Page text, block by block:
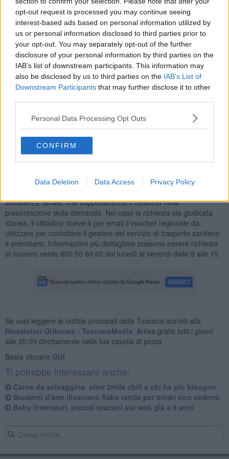
opt-out request is processed you may continue seeing
interest-based ads based on personal information utilized by
us or personal information disclosed to third parties prior to
your opt-out. You may separately opt-out of the further
disclosure of your personal information by third parties on the
IAB’s list of downstream participants. This information may
also be disclosed by us to third parties on the IAB’s List of
Downstream Participants that may further disclose it to other
Personal Data Processing Opt Outs
CONFIRM
Data Deletion Data Access Privacy Policy
alla salute Simone Bezzini.
Si tratta di un aiuto rivolto a chinon supera predefiniti tetti di
Iseee soffre contemporaneamente di almeno una condizione di
fragilità: come il vivere da soli, con una persona disabile o un figlio
minore o con un anziano con più di settanta anni.
Con un Isee fino a 9.360 euro annui si potrà godere del
gratuitosenza limiti di distanza. Con un Isee tra 9.360 e 15 mila
euro il trasporto sarà offerto se il luogo da raggiungere dista più di
cinque chilometri da casa. Con un Isee tra 15 e 22 mila euro si avrà
diritto al voucher per distanze oltre i trentacinque chilometri.
E’ possibile richiedere il servizio on line (accedendo
all’indirizzohttps://trasportosociale.ssr.toscana.itcon lo Spid, la
presso i Cup aziendali, le Botteghe della salute, le associazioni di
assistenza fiscale, che supporteranno il cittadino nella
presentazione della domanda. Nel caso la richiesta sia giudicata
idonea, il cittadino riceverà per email il voucher regionale da
utilizzare per contattare il gestore del servizio di trasporto sanitario
e prenotarsi. Informazioni più dettagliate possono essere richieste
al numero verde 800 55 60 60 dal lunedì al venerdì dalle 9 alle 15.
Se vuoi leggere le notizie principali della Toscana iscriviti alla
Newsletter QUInews - ToscanaMedia. Arriva gratis tutti i giorni
alle 20:00 direttamente nella tua casella di posta.
Basta cliccare QUI
Ti potrebbe interessare anche:
Carne da selvaggina, oltre 2mila chili a chi ha più bisogno
Studenti d'arte illustrano fiaba tattile per bimbi non vedenti
Baby internauti, piccoli toscani sul web già a 8 anni